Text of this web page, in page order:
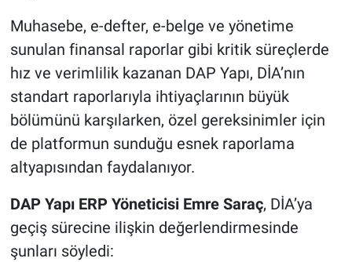
Muhasebe, e-defter, e-belge ve yönetime
sunulan finansal raporlar gibi kritik süreçlerde
hız ve verimlilik kazanan DAP Yapı, DİA’nın
standart raporlarıyla ihtiyaçlarının büyük
bölümünü karşılarken, özel gereksinimler için
de platformun sunduğu esnek raporlama
altyapısından faydalanıyor.
DAP Yapı ERP Yöneticisi Emre Saraç, DİA’ya
geçiş sürecine ilişkin değerlendirmesinde
şunları söyledi: